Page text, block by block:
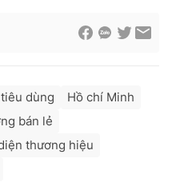
dùng
Hồ chí Minh
bán lẻ
thương hiệu